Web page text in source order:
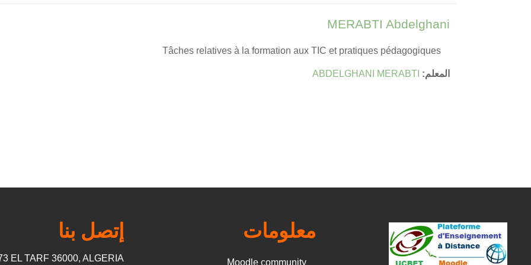
MERABTI Abdelghani
Tâches relatives à la formation aux TIC et pratiques pédagogiques
المعلم: ABDELGHANI MERABTI
معلومات
Moodle community
إتصل بنا
EL TARF 36000, ALGERIA